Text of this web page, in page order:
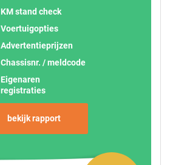
KM stand check
Voertuigopties
Advertentieprijzen
Chassisnr. / meldcode
Eigenaren
registraties
bekijk rapport